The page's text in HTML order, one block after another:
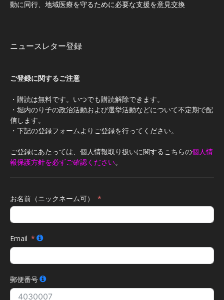
動に同行、地域医療を守るために必要な支援を意見交換
ニュースレター登録
ご登録に関するご注意
・購読は無料です。いつでも購読解除できます。
・堀内のり子の政治活動および選挙活動などについて不定期で配
信します。
・下記の登録フォームよりご登録を行ってください。
ご登録にあたっては、個人情報取り扱いに関するこちらの個人情
報保護方針を必ずご確認ください。
お名前（ニックネーム可）
Email
郵便番号